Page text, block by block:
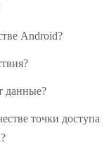
Android?
данные?
точки доступа